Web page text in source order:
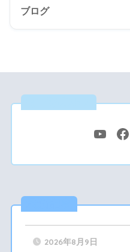
ブログ
2026年8月9日